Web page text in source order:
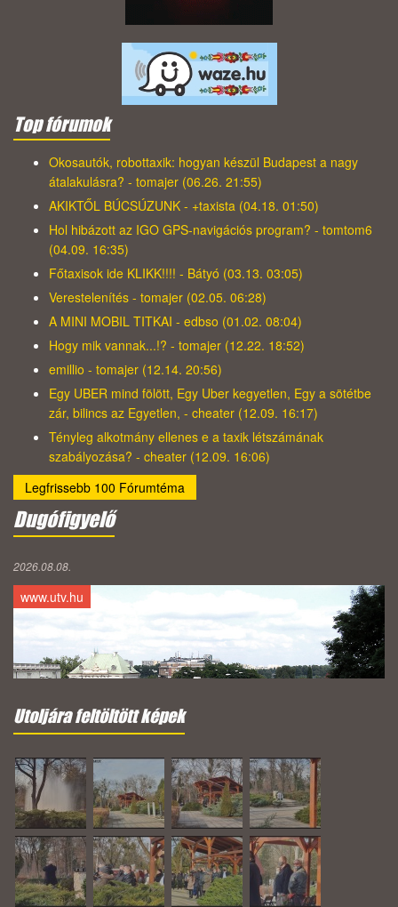
Top fórumok
Okosautók, robottaxik: hogyan készül Budapest a nagy
átalakulásra? - tomajer (06.26. 21:55)
AKIKTŐL BÚCSÚZUNK - +taxista (04.18. 01:50)
Hol hibázott az IGO GPS-navigációs program? - tomtom6
(04.09. 16:35)
Főtaxisok ide KLIKK!!!! - Bátyó (03.13. 03:05)
Verestelenítés - tomajer (02.05. 06:28)
A MINI MOBIL TITKAI - edbso (01.02. 08:04)
Hogy mik vannak...!? - tomajer (12.22. 18:52)
emillio - tomajer (12.14. 20:56)
Egy UBER mind fölött, Egy Uber kegyetlen, Egy a sötétbe
zár, bilincs az Egyetlen, - cheater (12.09. 16:17)
Tényleg alkotmány ellenes e a taxik létszámának
szabályozása? - cheater (12.09. 16:06)
Legfrissebb 100 Fórumtéma
Dugófigyelő
2026.08.08.
www.utv.hu
Utoljára feltöltött képek